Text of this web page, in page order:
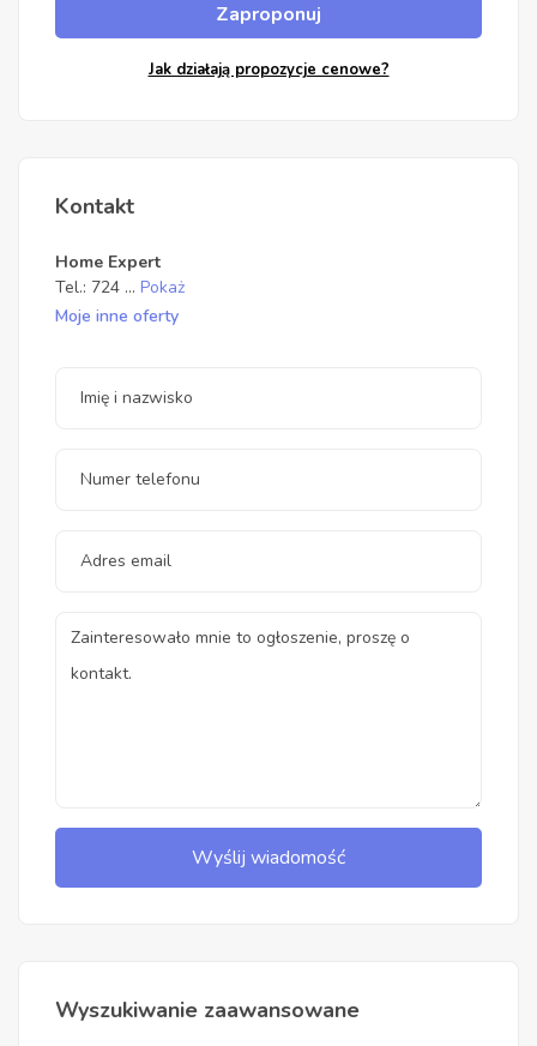
Zaproponuj
Jak działają propozycje cenowe?
Kontakt
Home Expert
Tel.: 724 ... Pokaż
Moje inne oferty
Wyślij wiadomość
Wyszukiwanie zaawansowane